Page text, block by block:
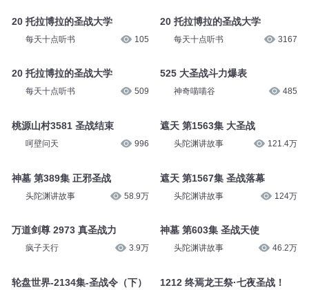
20 托拉博拉的圣战大学
每天十点听书 105
20 托拉博拉的圣战大学
每天十点听书 509
桃源山村3581 圣战结束
呵壁问天 996
神墓 第389集 正邪圣战
头陀渊讲故事 58.9万
万道剑尊 2973 真圣战力
疯子天行 3.9万
轮盘世界-2134集-圣战令（下）
20 托拉博拉的圣战大学
每天十点听书 3167
525 大圣战斗力爆表
神奇喵喵谷 485
遮天 第1563集 大圣战
头陀渊讲故事 121.4万
遮天 第1567集 圣战落幕
头陀渊讲故事 124万
神墓 第603集 圣战天使
头陀渊讲故事 46.2万
1212 终焉龙王祭·七夜圣战！